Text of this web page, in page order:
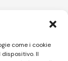
come i cookie
Il